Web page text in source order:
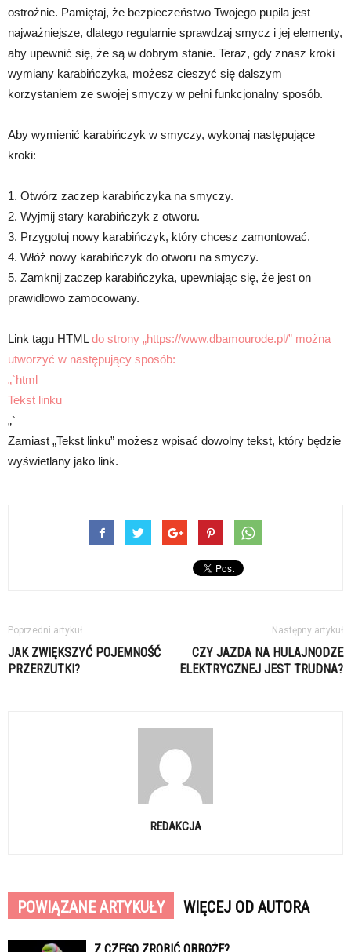
ostrożnie. Pamiętaj, że bezpieczeństwo Twojego pupila jest
najważniejsze, dlatego regularnie sprawdzaj smycz i jej elementy,
aby upewnić się, że są w dobrym stanie. Teraz, gdy znasz kroki
wymiany karabińczyka, możesz cieszyć się dalszym
korzystaniem ze swojej smyczy w pełni funkcjonalny sposób.
Aby wymienić karabińczyk w smyczy, wykonaj następujące
kroki:
1. Otwórz zaczep karabińczyka na smyczy.
2. Wyjmij stary karabińczyk z otworu.
3. Przygotuj nowy karabińczyk, który chcesz zamontować.
4. Włóż nowy karabińczyk do otworu na smyczy.
5. Zamknij zaczep karabińczyka, upewniając się, że jest on
prawidłowo zamocowany.
Link tagu HTMLdo strony „https://www.dbamourode.pl/” można
utworzyć w następujący sposób:
„`html
Tekst linku
„`
Zamiast „Tekst linku” możesz wpisać dowolny tekst, który będzie
wyświetlany jako link.
Poprzedni artykuł
JAK ZWIĘKSZYĆ POJEMNOŚĆ
PRZERZUTKI?
Następny artykuł
CZY JAZDA NA HULAJNODZE
ELEKTRYCZNEJ JEST TRUDNA?
REDAKCJA
POWIĄZANE ARTYKUŁY WIĘCEJ OD AUTORA